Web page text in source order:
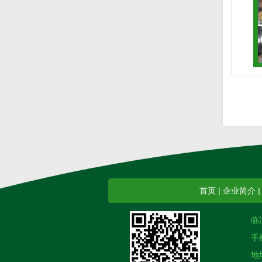
首页 | 企业简介 |
临
手
地